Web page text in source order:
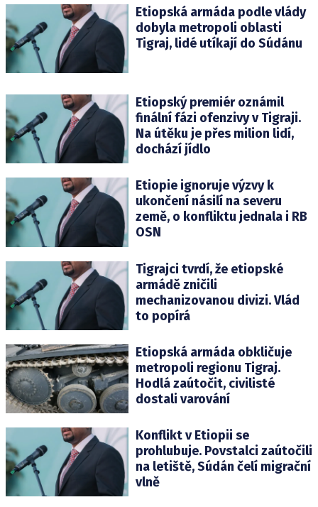
Etiopská armáda podle vlády
dobyla metropoli oblasti
Tigraj, lidé utíkají do Súdánu
Etiopský premiér oznámil
finální fázi ofenzivy v Tigraji.
Na útěku je přes milion lidí,
dochází jídlo
Etiopie ignoruje výzvy k
ukončení násilí na severu
země, o konfliktu jednala i RB
OSN
Tigrajci tvrdí, že etiopské
armádě zničili
mechanizovanou divizi. Vlád
to popírá
Etiopská armáda obkličuje
metropoli regionu Tigraj.
Hodlá zaútočit, civilisté
dostali varování
Konflikt v Etiopii se
prohlubuje. Povstalci zaútočili
na letiště, Súdán čelí migrační
vlně